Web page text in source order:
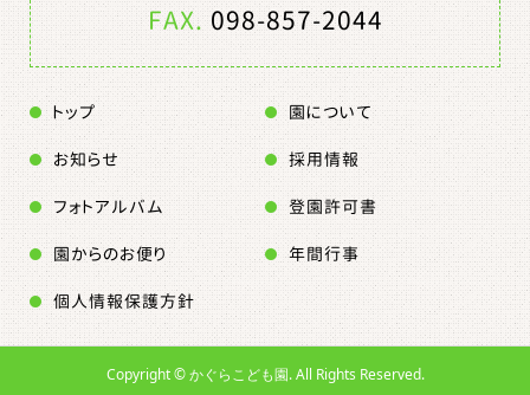
FAX.098-857-2044
トップ 園について
園からのお便り
お知らせ 採用情報
年間行事
フォトアルバム 登園許可書
個人情報保護方針
Copyright ©かぐらこども園. All Rights Reserved.